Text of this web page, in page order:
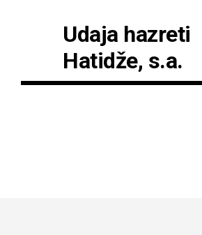
Udaja hazreti
Hatidže, s.a.